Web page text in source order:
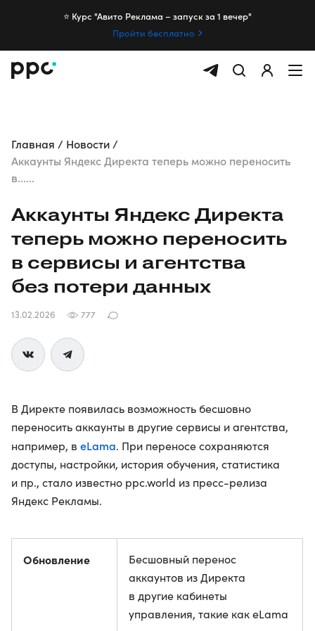
⭐️ Курс "Авито Реклама – запуск за 1 вечер"
Пройти бесплатно
Главная
Новости
Аккаунты Яндекс Директа теперь можно переносить
в......
Аккаунты Яндекс Директа
теперь можно переносить
в сервисы и агентства
без потери данных
13.02.2026 777
В Директе появилась возможность бесшовно
переносить аккаунты в другие сервисы и агентства,
например, в eLama. При переносе сохраняются
доступы, настройки, история обучения, статистика
и пр., стало известно ppc.world из пресс-релиза
Яндекс Рекламы.
Обновление
Бесшовный перенос
аккаунтов из Директа
в другие кабинеты
управления, такие как eLama